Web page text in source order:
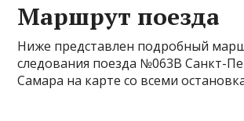
Маршрут поезда
Ниже представлен подробный
следования поезда №063В Санкт-
Самара на карте со всеми